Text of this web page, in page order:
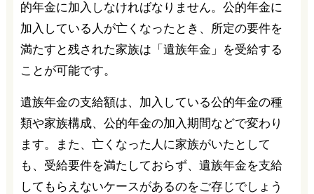
的年金に加入しなければなりません。公的年金に
加入している人が亡くなったとき、所定の要件を
満たすと残された家族は「遺族年金」を受給する
ことが可能です。
遺族年金の支給額は、加入している公的年金の種
類や家族構成、公的年金の加入期間などで変わり
ます。また、亡くなった人に家族がいたとして
も、受給要件を満たしておらず、遺族年金を支給
してもらえないケースがあるのをご存じでしょう